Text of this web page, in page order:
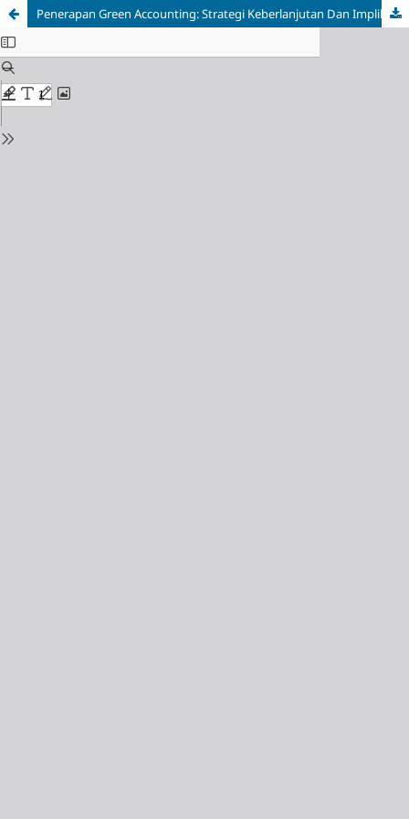
Penerapan Green Accounting: Strategi Keberlanjutan Dan Implikasinya Terhadap Kinerja Keuangan